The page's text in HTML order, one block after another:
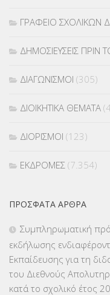
ΓΡΑΦΕΙΟ ΣΧΟΛΙΚΩΝ
ΔΗΜΟΣΙΕΥΣΕΙΣ ΠΡΙΝ
ΔΙΑΓΩΝΙΣΜΟΙ (305)
ΔΙΟΙΚΗΤΙΚΑ ΘΕΜΑΤΑ
ΔΙΟΡΙΣΜΟΙ (123)
ΕΚΔΡΟΜΕΣ (7.354)
ΕΠΙΜΟΡΦΩΣΗ Τ.Π.Ε.
ΕΥΡΩΠΑΪΚΑ
ΠΡΌΣΦΑΤΑ ΆΡΘΡΑ
Συμπληρωματική
εκδήλωσης
Εκπαίδευσης για τη
του Διεθνούς
κατά το σχολικό έτος